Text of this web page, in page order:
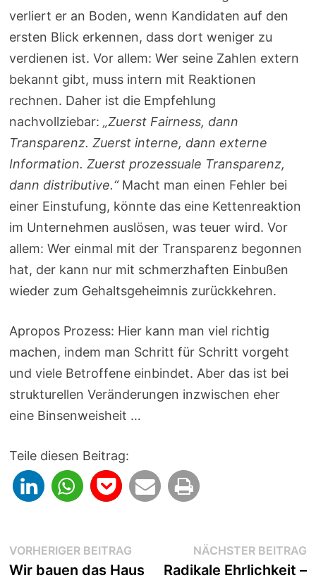
verliert er an Boden, wenn Kandidaten auf den
ersten Blick erkennen, dass dort weniger zu
verdienen ist. Vor allem: Wer seine Zahlen extern
bekannt gibt, muss intern mit Reaktionen
rechnen. Daher ist die Empfehlung
nachvollziebar:„Zuerst Fairness, dann
Transparenz. Zuerst interne, dann externe
Information. Zuerst prozessuale Transparenz,
dann distributive.“Macht man einen Fehler bei
einer Einstufung, könnte das eine Kettenreaktion
im Unternehmen auslösen, was teuer wird. Vor
allem: Wer einmal mit der Transparenz begonnen
hat, der kann nur mit schmerzhaften Einbußen
wieder zum Gehaltsgeheimnis zurückkehren.
Apropos Prozess: Hier kann man viel richtig
machen, indem man Schritt für Schritt vorgeht
und viele Betroffene einbindet. Aber das ist bei
strukturellen Veränderungen inzwischen eher
eine Binsenweisheit …
Teile diesen Beitrag:
Beitragsnavigation
VORHERIGER BEITRAG Vorheriger
Beitrag:
Wir bauen das Haus
NÄCHSTER BEITRAG
Radikale Ehrlichkeit –